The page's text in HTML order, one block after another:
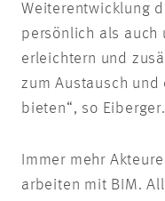
Weiterentwicklung
persönlich als auch
erleichtern und
zum Austausch und
bieten“, so Eiberger.
Immer mehr
arbeiten mit BIM.